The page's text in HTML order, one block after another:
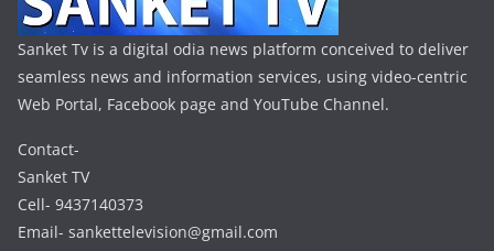
Sanket Tv is a digital odia news platform conceived to deliver
seamless news and information services, using video-centric
Web Portal, Facebook page and YouTube Channel.
Contact-
Sanket TV
Cell- 9437140373
Email- sankettelevision@gmail.com